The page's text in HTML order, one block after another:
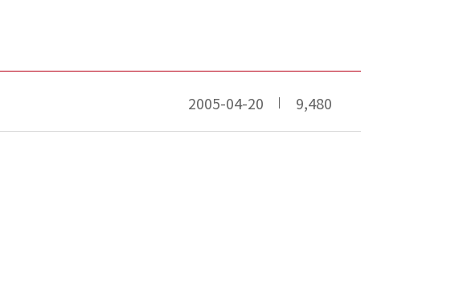
2005-04-20 9,480